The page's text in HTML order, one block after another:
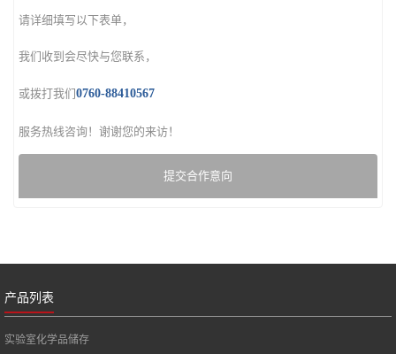
请详细填写以下表单，
我们收到会尽快与您联系，
或拨打我们0760-88410567
服务热线咨询！谢谢您的来访！
提交合作意向
产品列表
实验室化学品储存